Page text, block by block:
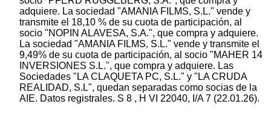
adquiere. La sociedad "AMANIA FILMS, S.L." vende y
transmite el 18,10 % de su cuota de participación, al
socio "NOPIN ALAVESA, S.A.", que compra y adquiere.
La sociedad "AMANIA FILMS, S.L." vende y transmite el
9,49% de su cuota de participación, al socio "MAHER 14
INVERSIONES S.L.", que compra y adquiere. Las
Sociedades "LA CLAQUETA PC, S.L." y "LA CRUDA
REALIDAD, S.L", quedan separadas como socias de la
AIE. Datos registrales. S 8 , H VI 22040, I/A 7 (22.01.26).